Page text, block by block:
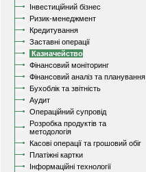
Інвестиційний бізнес
Ризик-менеджмент
Кредитування
Заставні операції
Казначейство
Фінансовий моніторинг
Фінансовий аналіз та планування
Бухоблік та звітність
Аудит
Операційний супровід
Розробка продуктів та
методологія
Касові операції та грошовий обіг
Платіжні картки
Інформаційні технології